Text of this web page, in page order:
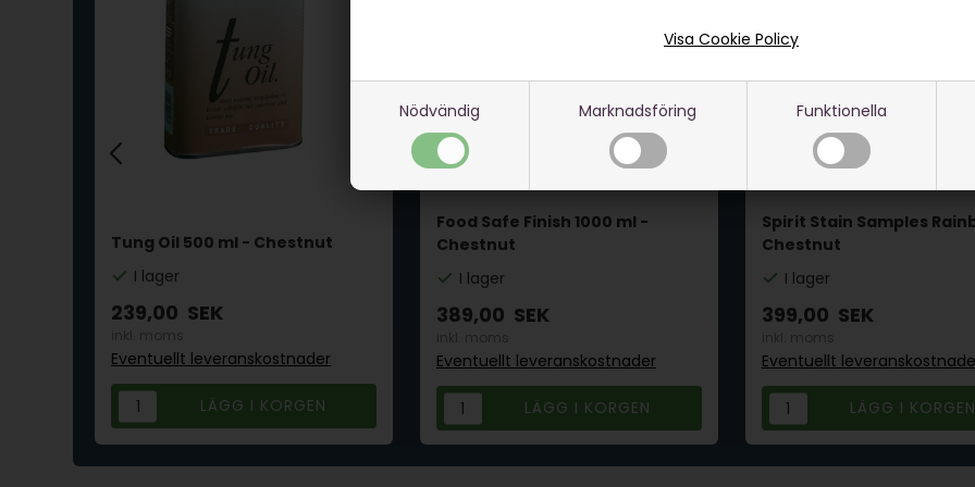
Nödvändig Marknadsföring Funktionella
Visa Cookie Policy
Tung Oil 500 ml - Chestnut
I lager
239,00 SEK
Eventuellt leveranskostnader
Food Safe Finish 1000 ml -
Chestnut
I lager
389,00 SEK
Eventuellt leveranskostnader
Spirit Stain Samples
Chestnut
I lager
399,00 SEK
Eventuellt